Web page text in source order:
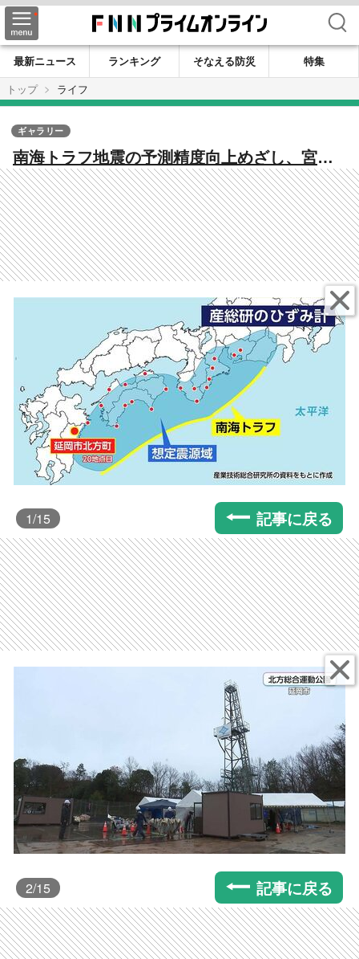
検索
最新ニュース ランキング そなえる防災
特集
トップ
ライフ
南海トラフ地震の予測精度向上めざし、宮崎
県延岡市に「ひずみ計」設置 岩盤のごくわ
ずかな伸び縮みを観測し、スロースリップを
把握
ギャラリー
1/15 記事に戻る
2/15 記事に戻る